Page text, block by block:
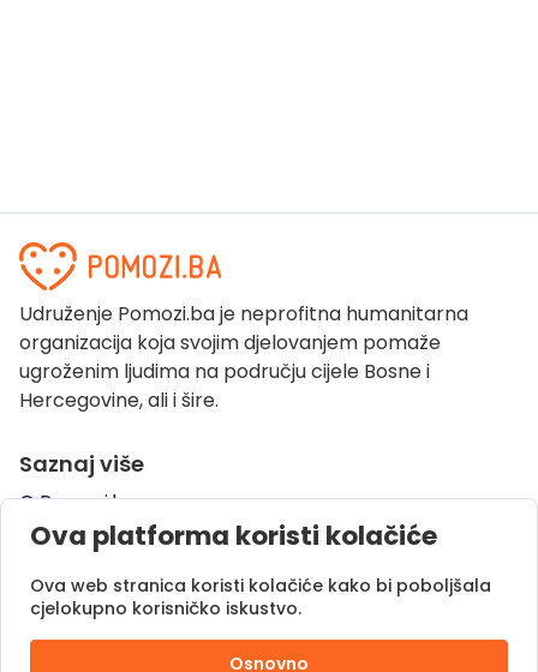
Udruženje Pomozi.ba je neprofitna humanitarna
organizacija koja svojim djelovanjem pomaže
ugroženim ljudima na području cijele Bosne i
Hercegovine, ali i šire.
Saznaj više
O Pomozi.ba
Pogledaj kampanje
Naše uspješne priče
Pomozi.ba Novosti
Kontaktirajte nas
Ova platforma koristi kolačiće
Ova web stranica koristi kolačiće kako bi poboljšala
cjelokupno korisničko iskustvo.
Osnovno